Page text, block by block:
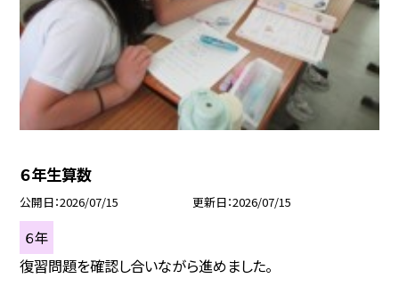
６年生算数
公開日 2026/07/15 更新日 2026/07/15
６年
復習問題を確認し合いながら進めました。